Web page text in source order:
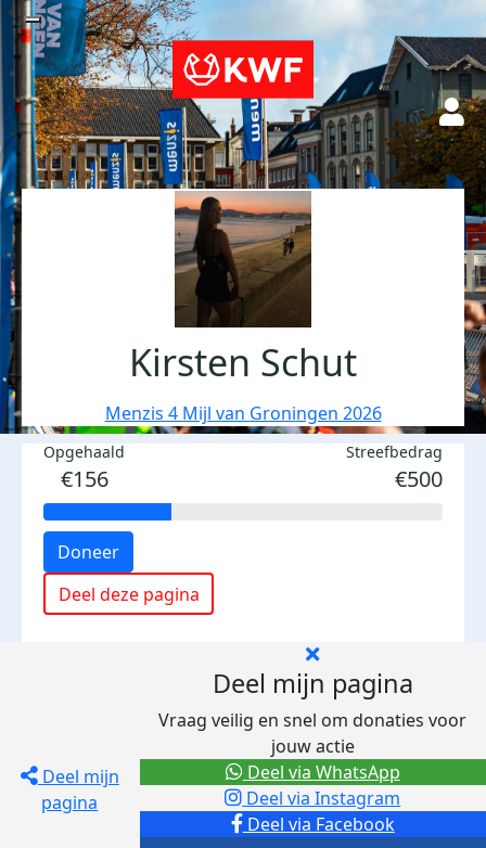
Kirsten Schut
Menzis 4 Mijl van Groningen 2026
Opgehaald
€156
Streefbedrag
€500
Doneer
Deel deze pagina
Deel mijn
pagina
Deel mijn pagina
Vraag veilig en snel om donaties voor
jouw actie
Deel via Facebook
Deel via Instagram
Deel via WhatsApp